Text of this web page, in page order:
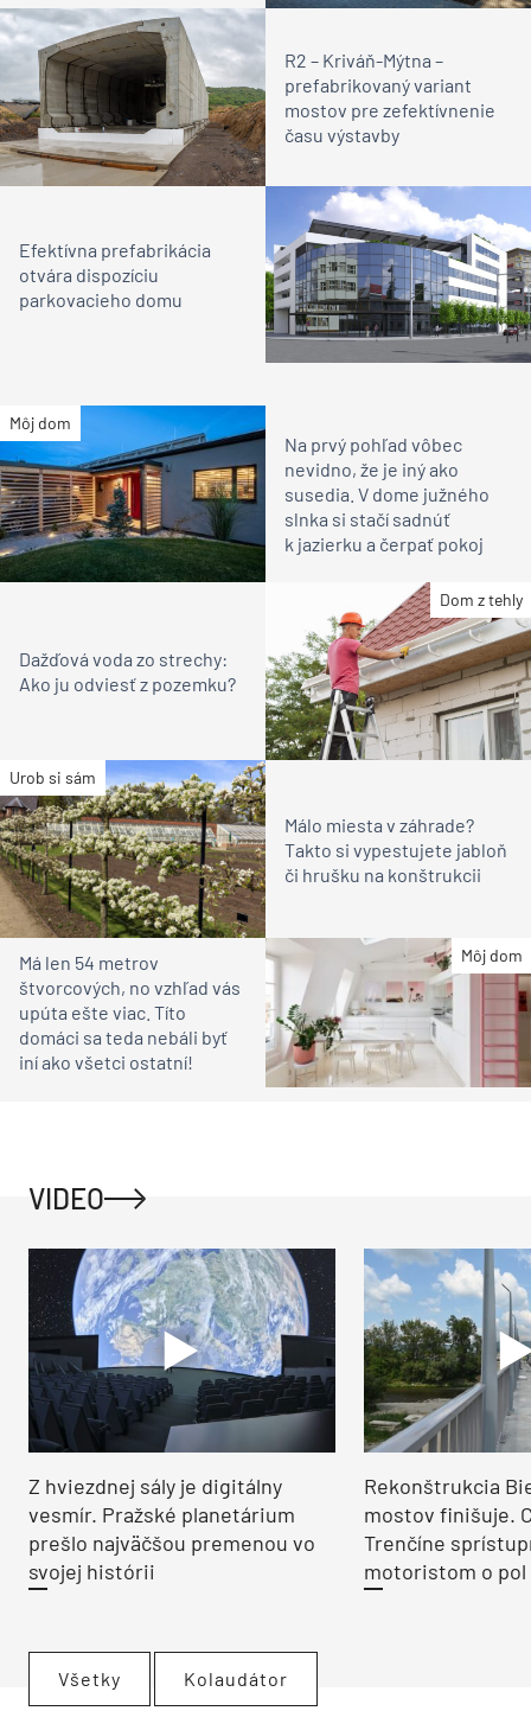
R2 – Kriváň-Mýtna –
prefabrikovaný variant
mostov pre zefektívnenie
času výstavby
Efektívna prefabrikácia
otvára dispozíciu
parkovacieho domu
Môj dom
Na prvý pohľad vôbec
nevidno, že je iný ako
susedia. V dome južného
slnka si stačí sadnúť
k jazierku a čerpať pokoj
Dom z tehly
Dažďová voda zo strechy:
Ako ju odviesť z pozemku?
Urob si sám
Málo miesta v záhrade?
Takto si vypestujete jabloň
či hrušku na konštrukcii
Môj dom
Má len 54 metrov
štvorcových, no vzhľad vás
upúta ešte viac. Títo
domáci sa teda nebáli byť
iní ako všetci ostatní!
VIDEO
Z hviezdnej sály je digitálny
vesmír. Pražské planetárium
prešlo najväčšou premenou vo
svojej histórii
Rekonštrukcia
mostov finišuje.
Trenčíne
motoristom o pol
Všetky Kolaudátor